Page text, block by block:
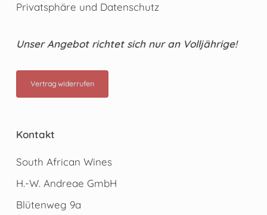
Privatsphäre und Datenschutz
Unser Angebot richtet sich nur an Volljährige!
Vertrag widerrufen
Kontakt
South African Wines
H.-W. Andreae GmbH
Blütenweg 9a